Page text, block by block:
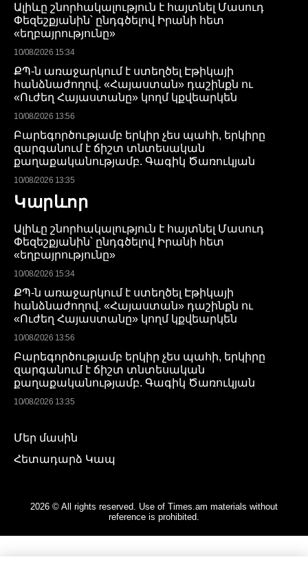
Ալիևը շնորհակալություն է հայտնել Մասուդ
Փեզեշքյանին՝ ընդգծելով Իրանի հետ
«եղբայրությունը»
10/08/2026 15:34
ՔՊ-ն առաջարկում է ստեղծել Էթիկայի
հանձնաժողով. «Հայաստան» դաշինքն ու
«Ուժեղ Հայաստանը» կողմ կքվեարկեն
10/08/2026 13:56
Բարեգործությամբ երկիր չես պահի, երկիրը
զարգանում է ճիշտ տնտեսական
քաղաքականությամբ. Գագիկ Ծառուկյան
10/08/2026 13:35
Կարևոր
Ալիևը շնորհակալություն է հայտնել Մասուդ
Փեզեշքյանին՝ ընդգծելով Իրանի հետ
«եղբայրությունը»
10/08/2026 15:34
ՔՊ-ն առաջարկում է ստեղծել Էթիկայի
հանձնաժողով. «Հայաստան» դաշինքն ու
«Ուժեղ Հայաստանը» կողմ կքվեարկեն
10/08/2026 13:56
Բարեգործությամբ երկիր չես պահի, երկիրը
զարգանում է ճիշտ տնտեսական
քաղաքականությամբ. Գագիկ Ծառուկյան
10/08/2026 13:35
Մեր մասին
Հետադարձ Կապ
2026 © All rights reserved. Use of Times.am materials without
reference is prohibited.